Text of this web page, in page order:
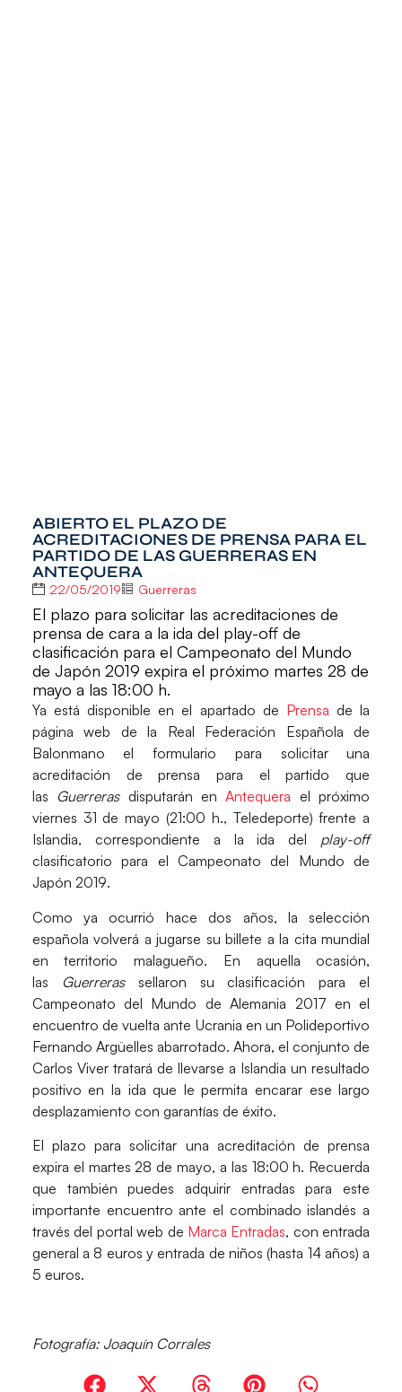
ABIERTO EL PLAZO DE
ACREDITACIONES DE PRENSA PARA EL
PARTIDO DE LAS GUERRERAS EN
ANTEQUERA
22/05/2019 Guerreras
El plazo para solicitar las acreditaciones de
prensa de cara a la ida del play-off de
clasificación para el Campeonato del Mundo
de Japón 2019 expira el próximo martes 28 de
mayo a las 18:00 h.
Ya está disponible en el apartado de Prensa de la
página web de la Real Federación Española de
Balonmano el formulario para solicitar una
acreditación de prensa para el partido que
las Guerrerasdisputarán enAntequera el próximo
viernes 31 de mayo (21:00 h., Teledeporte) frente a
Islandia, correspondiente a laida del play-off
clasificatorio para el Campeonato del Mundo de
Japón 2019.
Como ya ocurrió hace dos años, la selección
española volverá a jugarse su billete a la cita mundial
en territorio malagueño. En aquella ocasión,
las
Guerrerassellaron su clasificación para el
Campeonato del Mundo de Alemania 2017 en el
encuentro de vuelta ante Ucrania en un Polideportivo
Fernando Argüelles abarrotado. Ahora, el conjunto de
Carlos Vivertratará de llevarse a Islandia un resultado
positivo en la ida que le permita encarar ese largo
desplazamiento con garantías de éxito.
Elplazo para solicitar una acreditación de prensa
expira el martes 28 de mayo, a las 18:00 h. Recuerda
que también puedes adquirir entradas para este
importante encuentro ante el combinado islandés a
través del portal web de Marca Entradas, con entrada
general a 8 euros y entrada de niños (hasta 14 años) a
5 euros.
Fotografía: Joaquín Corrales